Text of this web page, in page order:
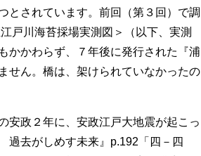
とされています。前回（第３回）で調
戸川海苔採場実測図＞（以下、実測
かかわらず、７年後に発行された『浦
せん。橋は、架けられていなかったの
政２年に、安政江戸大地震が起こっ
過去がしめす未来』p.192「四－四